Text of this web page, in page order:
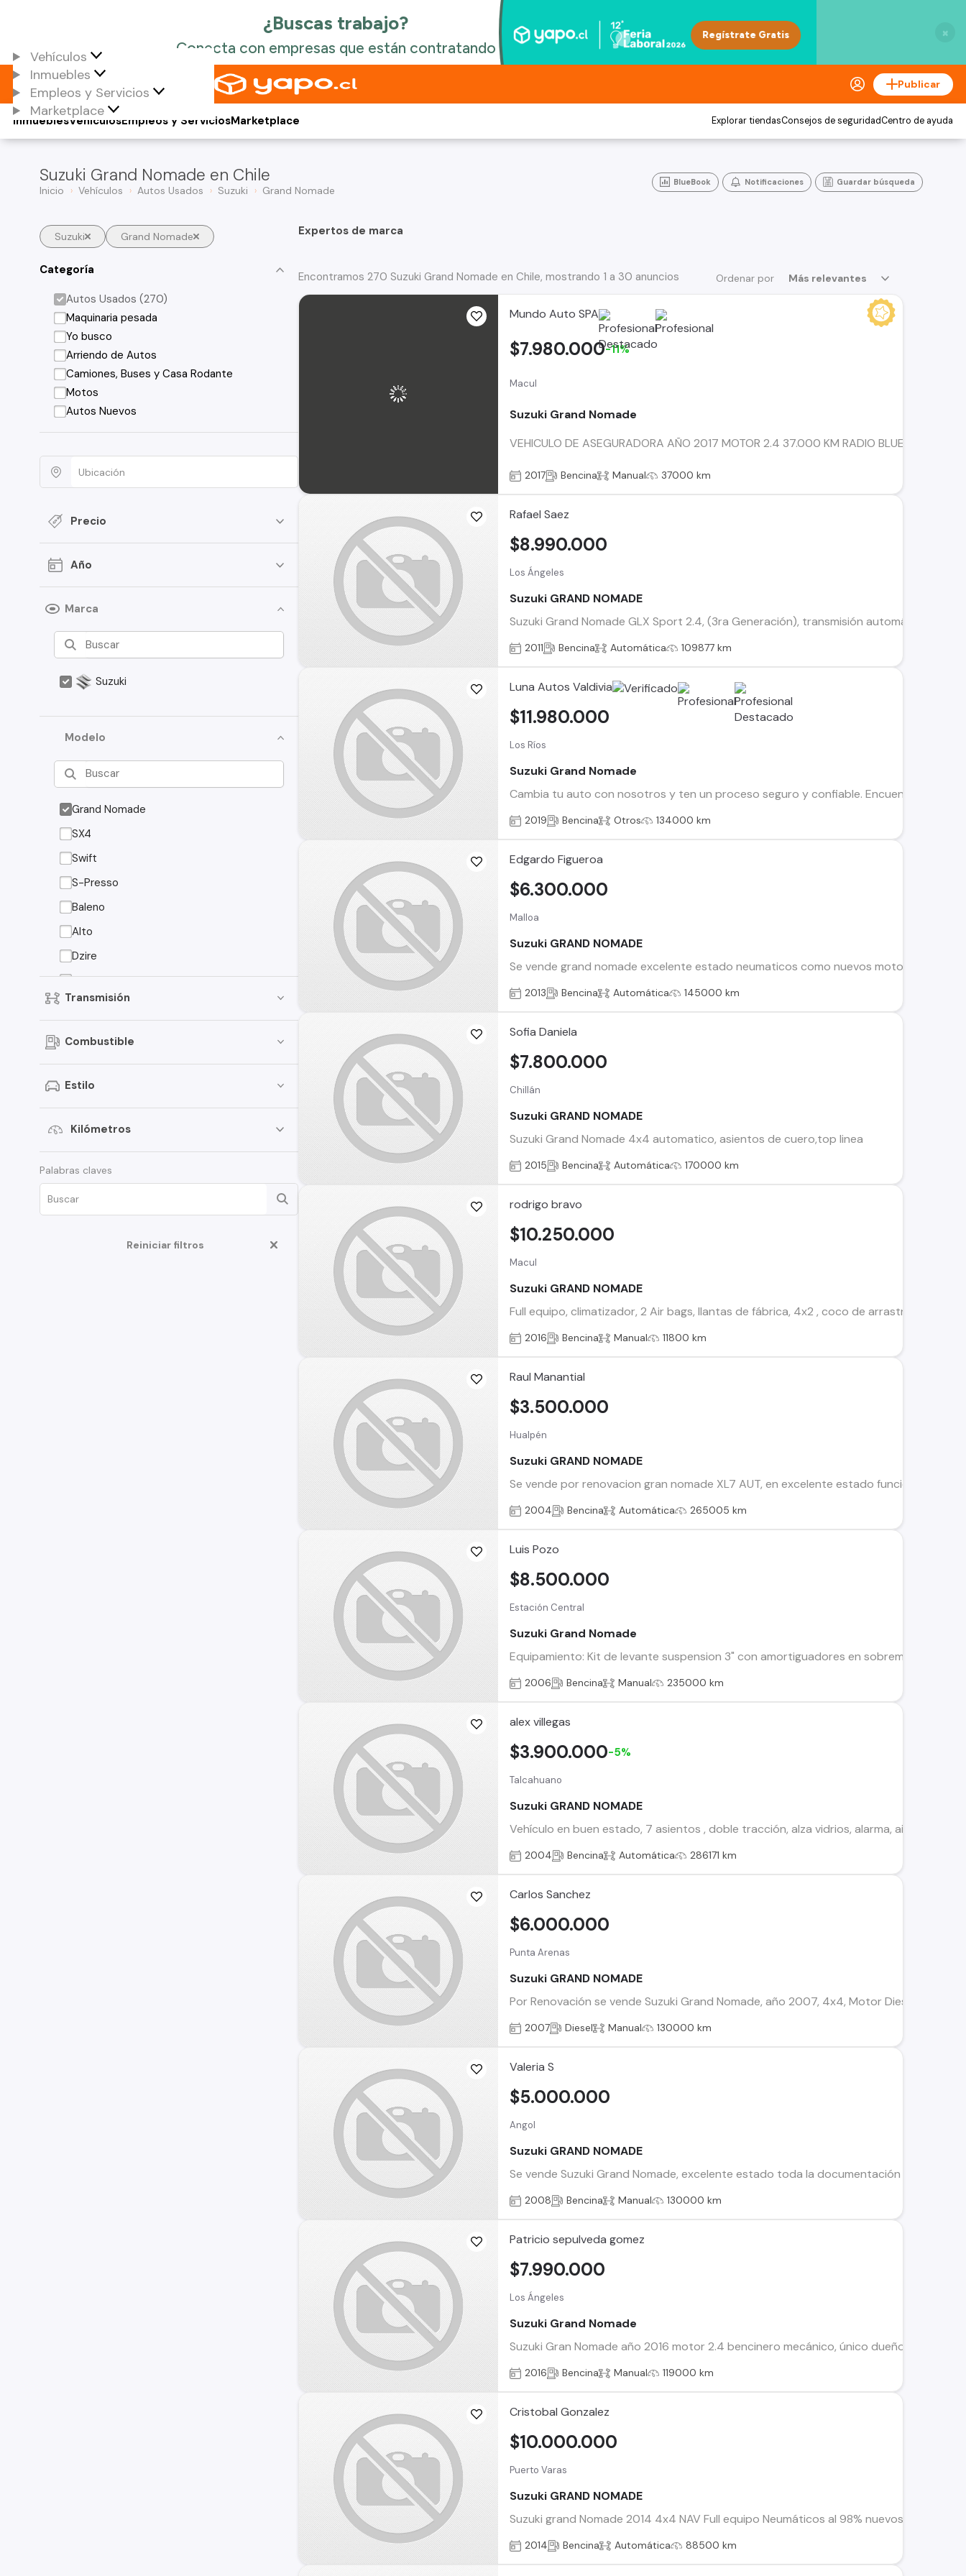
×
Vehículos
Inmuebles
Empleos y Servicios
Marketplace
Publicar
Vehículos
Inmuebles Empleos y ServiciosMarketplace Explorar tiendasConsejos de seguridadCentro de ayuda
Suzuki Grand Nomade en Chile
Inicio Vehículos Autos Usados Suzuki Grand Nomade
BlueBook Notificaciones Guardar búsqueda
Suzuki Grand Nomade
Categoría
Autos Usados (270)
Maquinaria pesada
Yo busco
Arriendo de Autos
Camiones, Buses y Casa Rodante
Motos
Autos Nuevos
Precio
Año
Marca
Suzuki
Modelo
Grand Nomade
SX4
Swift
S-Presso
Baleno
Alto
Dzire
Celerio
Jimny
APV
Ciaz
Ertiga
Fronx
Swift Sport
Transmisión
Combustible
Estilo
Kilómetros
Palabras claves
Reiniciar filtros
Expertos de marca
Ordenar por Más relevantes
Encontramos 270 Suzuki Grand Nomade en Chile, mostrando 1 a 30 anuncios
Mundo Auto SPA
Macul
Suzuki Grand Nomade
VEHICULO DE ASEGURADORA AÑO 2017 MOTOR 2.4 37.000 KM RADIO BLUETHOOT
$7.980.000-11%
2017 Bencina Manual 37000 km
Rafael Saez
Los Ángeles
Suzuki GRAND NOMADE
Suzuki Grand Nomade GLX Sport 2.4, (3ra Generación), transmisión automática
$8.990.000
2011 Bencina Automática 109877 km
Luna Autos Valdivia
Los Ríos
Suzuki Grand Nomade
Cambia tu auto con nosotros y ten un proceso seguro y confiable. Encuentra el ideal
$11.980.000
2019 Bencina Otros 134000 km
Edgardo Figueroa
Malloa
Suzuki GRAND NOMADE
Se vende grand nomade excelente estado neumaticos como nuevos motor y caja
$6.300.000
2013 Bencina Automática 145000 km
Sofia Daniela
Chillán
Suzuki GRAND NOMADE
Suzuki Grand Nomade 4x4 automatico, asientos de cuero,top linea
$7.800.000
2015 Bencina Automática 170000 km
rodrigo bravo
Macul
Suzuki GRAND NOMADE
Full equipo, climatizador, 2 Air bags, llantas de fábrica, 4x2 , coco de arrastre, GPS ,
$10.250.000
2016 Bencina Manual 11800 km
Raul Manantial
Hualpén
Suzuki GRAND NOMADE
Se vende por renovacion gran nomade XL7 AUT, en excelente estado funcionando
$3.500.000
2004 Bencina Automática 265005 km
Luis Pozo
Estación Central
Suzuki Grand Nomade
Equipamiento: Kit de levante suspension 3" con amortiguadores en sobremedida
$8.500.000
2006 Bencina Manual 235000 km
alex villegas
Talcahuano
Suzuki GRAND NOMADE
Vehículo en buen estado, 7 asientos , doble tracción, alza vidrios, alarma, aire, coco
$3.900.000-5%
2004 Bencina Automática 286171 km
Carlos Sanchez
Punta Arenas
Suzuki GRAND NOMADE
Por Renovación se vende Suzuki Grand Nomade, año 2007, 4x4, Motor Diesel 2.0, 5
$6.000.000
2007 Diesel Manual 130000 km
Valeria S
Angol
Suzuki GRAND NOMADE
Se vende Suzuki Grand Nomade, excelente estado toda la documentación al dia
$5.000.000
2008 Bencina Manual 130000 km
Patricio sepulveda gomez
Los Ángeles
Suzuki Grand Nomade
Suzuki Gran Nomade año 2016 motor 2.4 bencinero mecánico, único dueño!!!,con
$7.990.000
2016 Bencina Manual 119000 km
Cristobal Gonzalez
Puerto Varas
Suzuki GRAND NOMADE
Suzuki grand Nomade 2014 4x4 NAV Full equipo Neumáticos al 98% nuevos (Falken
$10.000.000
2014 Bencina Automática 88500 km